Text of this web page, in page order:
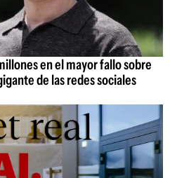
en el mayor fallo sobre
de las redes sociales